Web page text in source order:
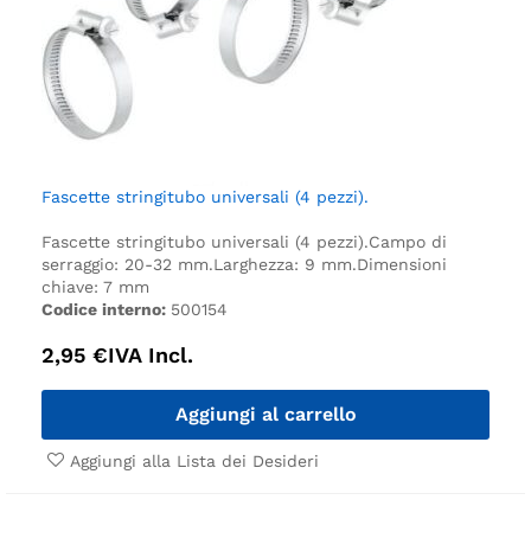
Fascette stringitubo universali (4 pezzi).
Fascette stringitubo universali (4 pezzi).Campo di
serraggio: 20-32 mm.Larghezza: 9 mm.Dimensioni
chiave: 7 mm
Codice interno: 500154
2,95 €IVA Incl.
Aggiungi al carrello
Aggiungi alla Lista dei Desideri